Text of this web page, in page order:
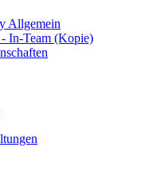
Allgemein
In-Team (Kopie)